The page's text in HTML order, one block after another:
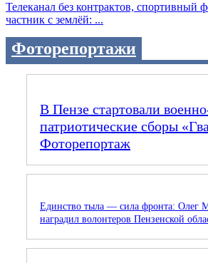
Телеканал без контрактов, спортивный
частник с землёй: ...
Фоторепортажи
В Пензе стартовали
патриотические сборы
Фоторепортаж
Единство тыла — сила фронта: Олег
наградил волонтеров Пензенской